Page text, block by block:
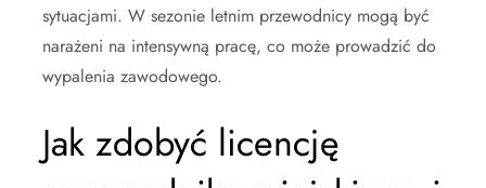
sytuacjami. W sezonie letnim przewodnicy mogą być
narażeni na intensywną pracę, co może prowadzić do
wypalenia zawodowego.
Jak zdobyć licencję